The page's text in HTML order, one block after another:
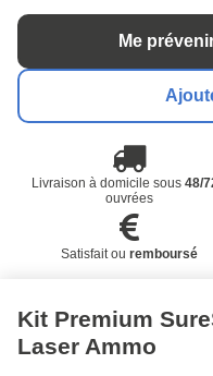
Me
Livraison à domicile sous48/
ouvrées
Satisfait ou remboursé
Kit Premium
Laser Ammo